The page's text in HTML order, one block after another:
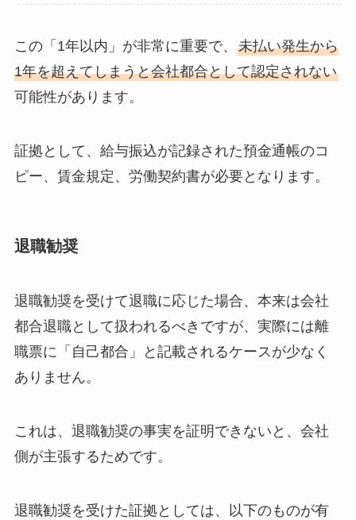
この「1年以内」が非常に重要で、 未払い発生から
1年を超えてしまうと会社都合として認定されない
可能性があります。
証拠として、給与振込が記録された預金通帳のコ
ピー、賃金規定、労働契約書が必要となります。
退職勧奨
退職勧奨を受けて退職に応じた場合、本来は会社
都合退職として扱われるべきですが、実際には離
職票に「自己都合」と記載されるケースが少なく
ありません。
これは、退職勧奨の事実を証明できないと、会社
側が主張するためです。
退職勧奨を受けた証拠としては、以下のものが有